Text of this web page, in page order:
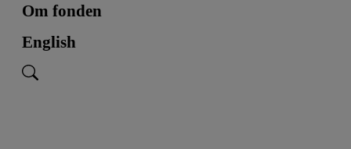
Om fonden
English